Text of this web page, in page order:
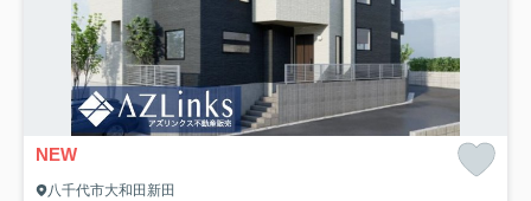
NEW
八千代市大和田新田